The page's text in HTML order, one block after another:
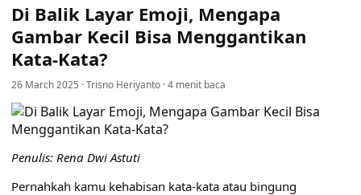
Di Balik Layar Emoji, Mengapa
Gambar Kecil Bisa Menggantikan
Kata-Kata?
26 March 2025 ·Trisno Heriyanto ·4 menit baca
Penulis: Rena Dwi Astuti
Pernahkah kamu kehabisan kata-kata atau bingung